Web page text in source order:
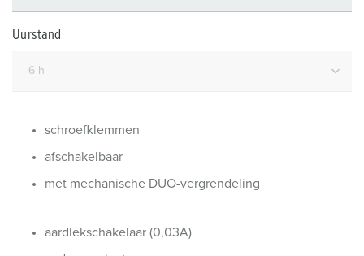
Uurstand
schroefklemmen
afschakelbaar
met mechanische DUO-vergrendeling
aardlekschakelaar (0,03A)